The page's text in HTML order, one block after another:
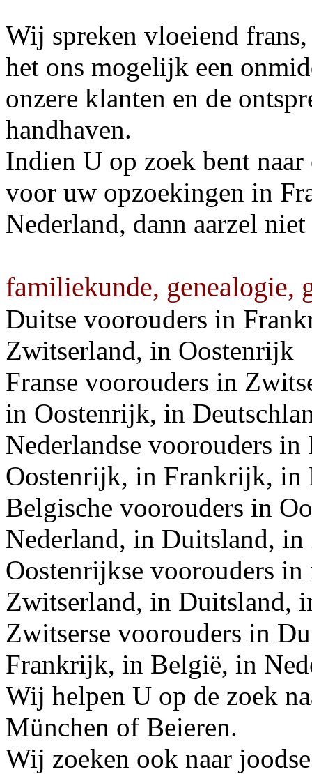
Wij spreken vloeiend
het ons mogelijk een
onzere klanten en de
handhaven.
Indien U op zoek bent
voor uw opzoekingen in
Nederland, dann aarzel
familiekunde, genealogie,
Duitse voorouders in
Zwitserland, in Oostenrijk
Franse voorouders in
in Oostenrijk, in
Nederlandse voorouders
Oostenrijk, in Frankrijk, in
Belgische voorouders in
Nederland, in Duitsland,
Oostenrijkse voorouders
Zwitserland, in Duitsland,
Zwitserse voorouders in
Frankrijk, in België, in
Wij helpen U op de zoek
München of Beieren.
Wij zoeken ook naar